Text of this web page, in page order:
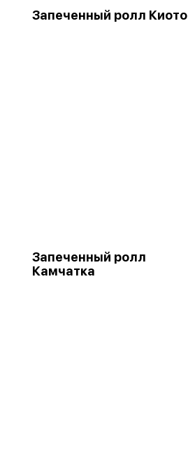
Запеченный ролл Киото
Запеченный ролл
Камчатка